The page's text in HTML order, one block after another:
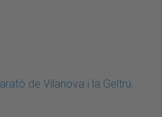
de Vilanova i la Geltrú.